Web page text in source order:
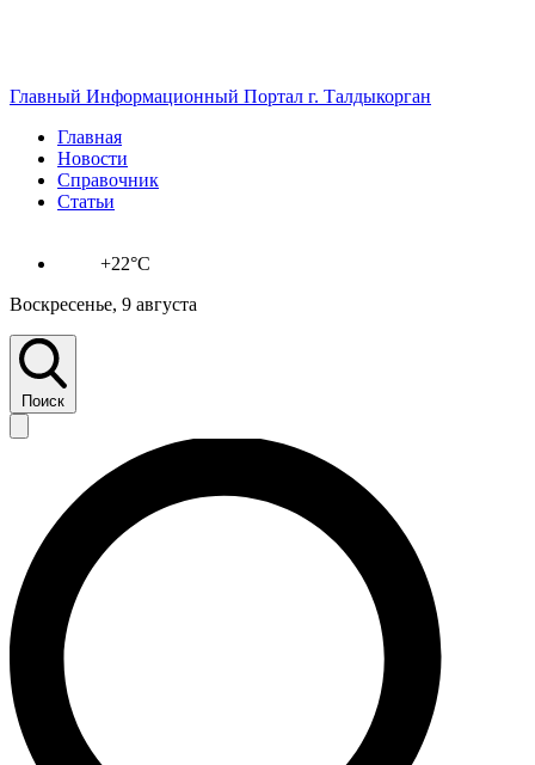
Главный Информационный Портал г. Талдыкорган
Главная
Новости
Справочник
Статьи
+22°C
Воскресенье, 9 августа
Поиск